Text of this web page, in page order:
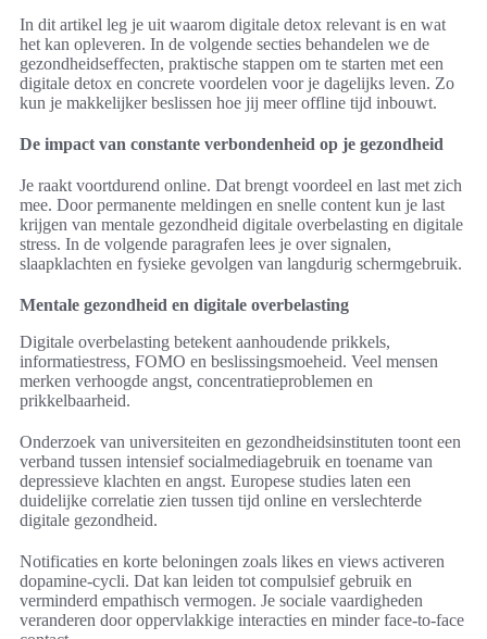
In dit artikel leg je uit waarom digitale detox relevant is en wat
het kan opleveren. In de volgende secties behandelen we de
gezondheidseffecten, praktische stappen om te starten met een
digitale detox en concrete voordelen voor je dagelijks leven. Zo
kun je makkelijker beslissen hoe jij meer offline tijd inbouwt.
De impact van constante verbondenheid op je gezondheid
Je raakt voortdurend online. Dat brengt voordeel en last met zich
mee. Door permanente meldingen en snelle content kun je last
krijgen van mentale gezondheid digitale overbelasting en digitale
stress. In de volgende paragrafen lees je over signalen,
slaapklachten en fysieke gevolgen van langdurig schermgebruik.
Mentale gezondheid en digitale overbelasting
Digitale overbelasting betekent aanhoudende prikkels,
informatiestress, FOMO en beslissingsmoeheid. Veel mensen
merken verhoogde angst, concentratieproblemen en
prikkelbaarheid.
Onderzoek van universiteiten en gezondheidsinstituten toont een
verband tussen intensief socialmediagebruik en toename van
depressieve klachten en angst. Europese studies laten een
duidelijke correlatie zien tussen tijd online en verslechterde
digitale gezondheid.
Notificaties en korte beloningen zoals likes en views activeren
dopamine-cycli. Dat kan leiden tot compulsief gebruik en
verminderd empathisch vermogen. Je sociale vaardigheden
veranderen door oppervlakkige interacties en minder face-to-face